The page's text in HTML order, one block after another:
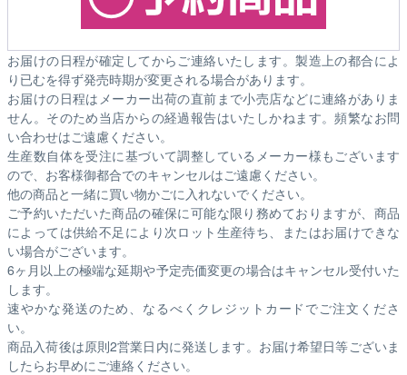
お届けの日程が確定してからご連絡いたします。製造上の都合によ
り已むを得ず発売時期が変更される場合があります。
お届けの日程はメーカー出荷の直前まで小売店などに連絡がありま
せん。そのため当店からの経過報告はいたしかねます。頻繁なお問
い合わせはご遠慮ください。
生産数自体を受注に基づいて調整しているメーカー様もございます
ので、お客様御都合でのキャンセルはご遠慮ください。
他の商品と一緒に買い物かごに入れないでください。
ご予約いただいた商品の確保に可能な限り務めておりますが、商品
によっては供給不足により次ロット生産待ち、またはお届けできな
い場合がございます。
6ヶ月以上の極端な延期や予定売価変更の場合はキャンセル受付いた
します。
速やかな発送のため、なるべくクレジットカードでご注文くださ
い。
商品入荷後は原則2営業日内に発送します。お届け希望日等ございま
したらお早めにご連絡ください。